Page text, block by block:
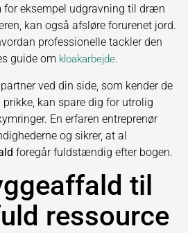
for eksempel udgravning til dræn
kan også afsløre forurenet jord.
professionelle tackler den
guide om kloakarbejde.
ved din side, som kender de
kan spare dig for utrolig
En erfaren entreprenør
og sikrer, at al
foregår fuldstændig efter bogen.
til
ressource